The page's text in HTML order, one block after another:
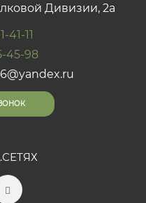
Дивизии, 2а
41-11
45-98